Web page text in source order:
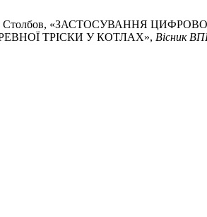
. Столбов, «ЗАСТОСУВАННЯ
ТРІСКИ У КОТЛАХ», Вісник